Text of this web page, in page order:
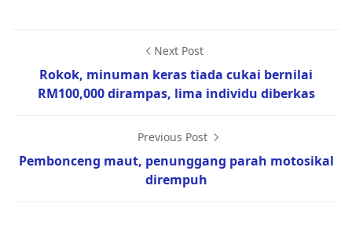
Next Post
Rokok, minuman keras tiada cukai bernilai
RM100,000 dirampas, lima individu diberkas
Previous Post
Pembonceng maut, penunggang parah motosikal
dirempuh